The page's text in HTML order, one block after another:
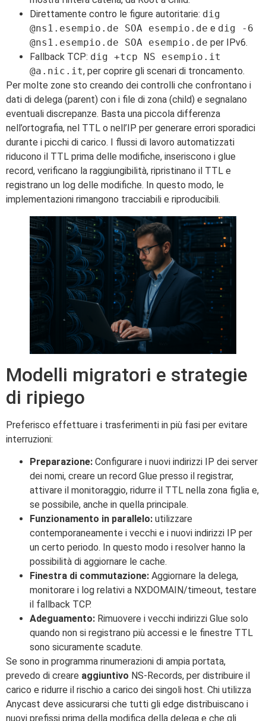
Direttamente contro le figure autoritarie: dig
@ns1.esempio.de SOA esempio.de e dig -6
@ns1.esempio.de SOA esempio.de per IPv6.
Fallback TCP: dig +tcp NS esempio.it
@a.nic.it, per coprire gli scenari di troncamento.
Per molte zone sto creando dei controlli che confrontano i
dati di delega (parent) con i file di zona (child) e segnalano
eventuali discrepanze. Basta una piccola differenza
nell’ortografia, nel TTL o nell’IP per generare errori sporadici
durante i picchi di carico. I flussi di lavoro automatizzati
riducono il TTL prima delle modifiche, inseriscono i glue
record, verificano la raggiungibilità, ripristinano il TTL e
registrano un log delle modifiche. In questo modo, le
implementazioni rimangono tracciabili e riproducibili.
Modelli migratori e strategie
di ripiego
Preferisco effettuare i trasferimenti in più fasi per evitare
interruzioni:
Preparazione: Configurare i nuovi indirizzi IP dei server
dei nomi, creare un record Glue presso il registrar,
attivare il monitoraggio, ridurre il TTL nella zona figlia e,
se possibile, anche in quella principale.
Funzionamento in parallelo: utilizzare
contemporaneamente i vecchi e i nuovi indirizzi IP per
un certo periodo. In questo modo i resolver hanno la
possibilità di aggiornare le cache.
Finestra di commutazione: Aggiornare la delega,
monitorare i log relativi a NXDOMAIN/timeout, testare
il fallback TCP.
Adeguamento: Rimuovere i vecchi indirizzi Glue solo
quando non si registrano più accessi e le finestre TTL
sono sicuramente scadute.
Se sono in programma rinumerazioni di ampia portata,
prevedo di creare aggiuntivo NS-Records, per distribuire il
carico e ridurre il rischio a carico dei singoli host. Chi utilizza
Anycast deve assicurarsi che tutti gli edge distribuiscano i
nuovi prefissi prima della modifica della delega e che gli